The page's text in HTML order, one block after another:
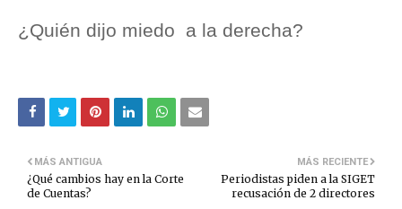
¿Quién dijo miedo a la derecha?
MÁS RECIENTE
Periodistas piden a la SIGET
recusación de 2 directores
MÁS ANTIGUA
¿Qué cambios hay en la Corte
de Cuentas?